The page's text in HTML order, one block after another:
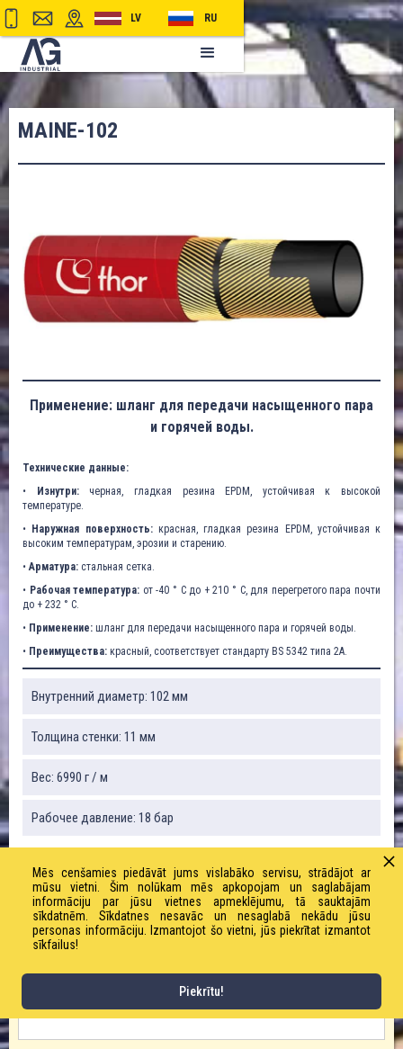
LV RU
MAINE-102
Применение: шланг для передачи насыщенного пара
и горячей воды.
Технические данные:
•
Изнутри:черная, гладкая резина EPDM, устойчивая к высокой
температуре.
• Наружная поверхность:красная, гладкая резина EPDM, устойчивая к
высоким температурам, эрозии и старению.
•Арматура: стальная сетка.
• Рабочая температура: от -40 ° C до + 210 ° C, для перегретого пара почти
до + 232 ° C.
• Применение: шланг для передачи насыщенного пара и горячей воды.
• Преимущества: красный, соответствует стандарту BS 5342 типа 2A.
Внутренний диаметр: 102 мм
Толщина стенки: 11 мм
Вес: 6990 г / м
Рабочее давление: 18 бар
ЗАКАЗАТЬ ТОВАР!
ИМЯ
Mēs cenšamies piedāvāt jums vislabāko servisu, strādājot ar
mūsu vietni. Šim nolūkam mēs apkopojam un saglabājam
informāciju par jūsu vietnes apmeklējumu, tā sauktajām
sīkdatnēm. Sīkdatnes nesavāc un nesaglabā nekādu jūsu
personas informāciju. Izmantojot šo vietni, jūs piekrītat izmantot
sīkfailus!
Piekrītu!